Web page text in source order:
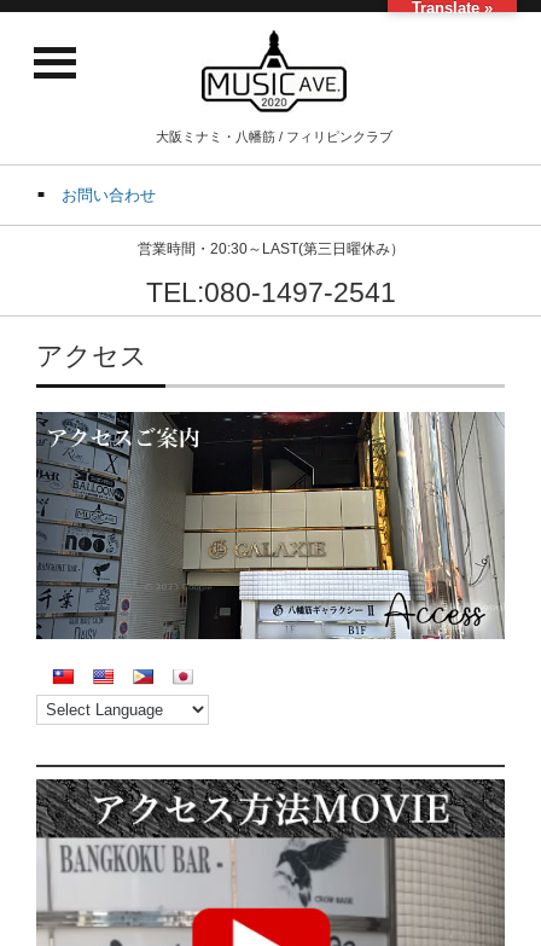
大阪ミナミ・八幡筋 / フィリピンクラブ
お問い合わせ
営業時間・20:30～LAST(第三日曜休み）
TEL:080-1497-2541
アクセス
Translate »